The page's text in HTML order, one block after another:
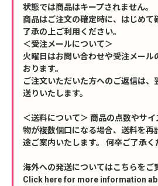
状態では商品はキープされません。
商品はご注文の確定時に、はじめて
了承の上ご利用ください。
＜受注メールについて＞
火曜日はお問い合わせや受注メール
おります。
ご注文いただいた方へのご返信は、
送りいたします。
＜送料について＞ 商品の点数やサ
物が複数個口になる場合、送料を再
途ご案内いたします。 何卒ご了承く
海外への発送についてはこちらをご
Click here for more information